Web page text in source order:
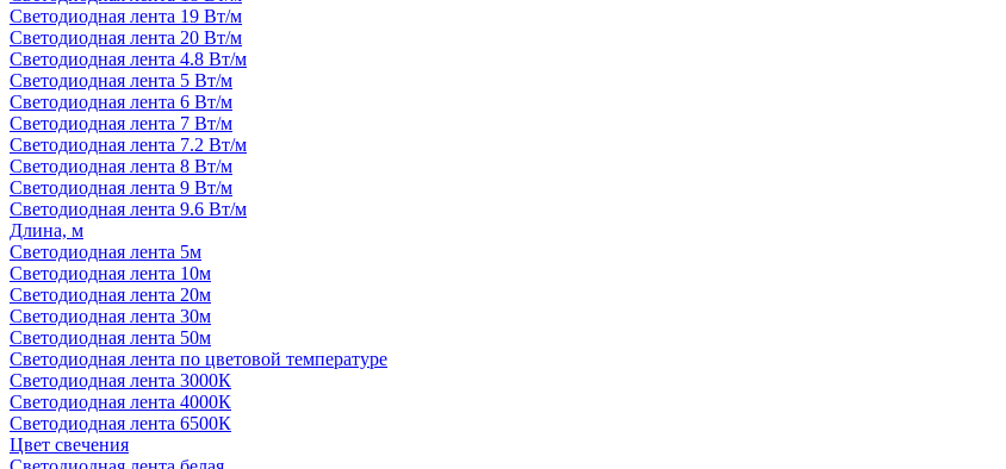
Светодиодная лента 19 Вт/м
Светодиодная лента 20 Вт/м
Светодиодная лента 4.8 Вт/м
Светодиодная лента 5 Вт/м
Светодиодная лента 6 Вт/м
Светодиодная лента 7 Вт/м
Светодиодная лента 7.2 Вт/м
Светодиодная лента 8 Вт/м
Светодиодная лента 9 Вт/м
Светодиодная лента 9.6 Вт/м
Длина, м
Светодиодная лента 5м
Светодиодная лента 10м
Светодиодная лента 20м
Светодиодная лента 30м
Светодиодная лента 50м
Светодиодная лента по цветовой температуре
Светодиодная лента 3000К
Светодиодная лента 4000К
Светодиодная лента 6500К
Цвет свечения